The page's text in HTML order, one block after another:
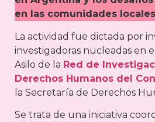
en las comunidades
La actividad fue dictada por
investigadoras nucleadas en
Asilo de la Red de
Derechos Humanos del
la Secretaría de Derechos
Se trata de una iniciativa